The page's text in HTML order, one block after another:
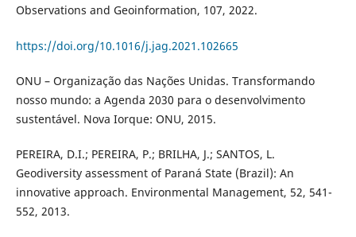
Observations and Geoinformation, 107, 2022.
https://doi.org/10.1016/j.jag.2021.102665
ONU – Organização das Nações Unidas. Transformando
nosso mundo: a Agenda 2030 para o desenvolvimento
sustentável. Nova Iorque: ONU, 2015.
PEREIRA, D.I.; PEREIRA, P.; BRILHA, J.; SANTOS, L.
Geodiversity assessment of Paraná State (Brazil): An
innovative approach. Environmental Management, 52, 541-
552, 2013.